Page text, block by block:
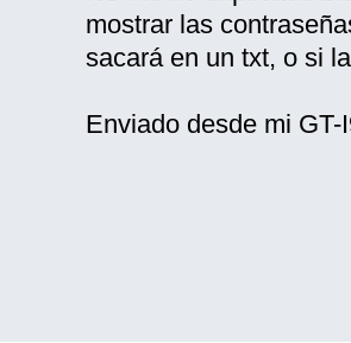
mostrar las
sacará en un txt, o si
Enviado desde mi